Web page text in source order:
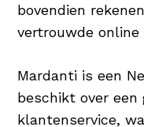
bovendien
vertrouwde online
Mardanti is een
beschikt over een
klantenservice,